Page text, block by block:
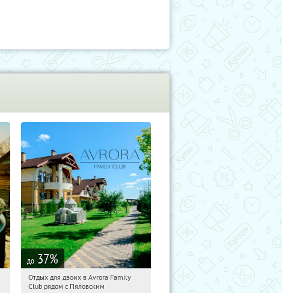
до 37%
06:16:16 Купили:
Отдых для двоих в Avrora Family
Club рядом с Пяловским